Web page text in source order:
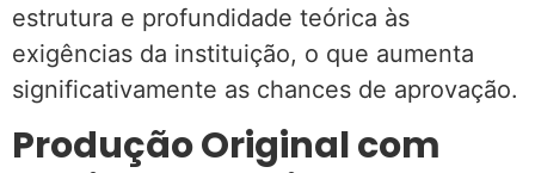
estrutura e profundidade teórica às
exigências da instituição, o que aumenta
significativamente as chances de aprovação.
Produção Original com